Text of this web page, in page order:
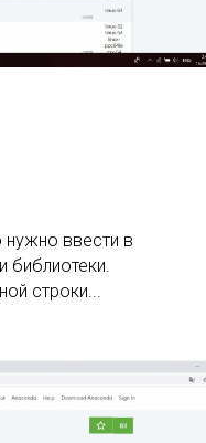
ввести в
библиотеки.
строки...